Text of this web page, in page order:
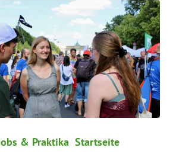
& Praktika Startseite